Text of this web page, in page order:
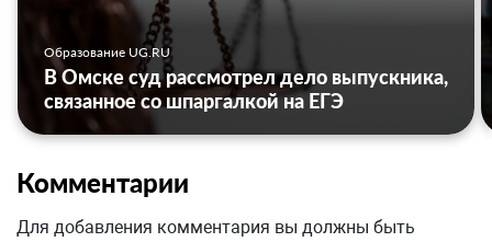
Образование UG.RU
В Омске суд рассмотрел дело выпускника,
связанное со шпаргалкой на ЕГЭ
Комментарии
Для добавления комментария вы должны быть